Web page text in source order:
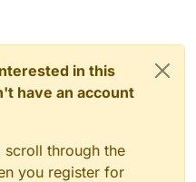
in this
have an account
through the
you register for